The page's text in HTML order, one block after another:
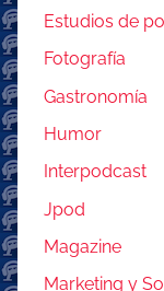
Estudios de
Fotografía
Gastronomía
Humor
Interpodcast
Jpod
Magazine
Marketing y